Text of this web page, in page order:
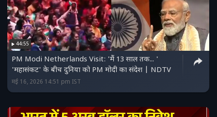
44:55
PM Modi Netherlands Visit: 'मैं 13 साल तक... '
'महासंकट' के बीच दुनिया को PM मोदी का संदेश | NDTV
मई 16, 2026 14:51 pm IST